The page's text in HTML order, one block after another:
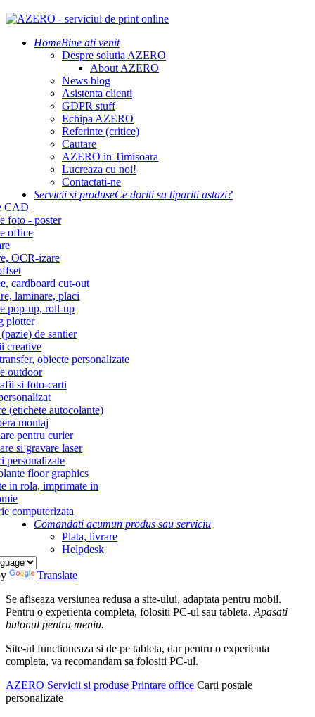
HomeBine ati venit
Despre solutia AZERO
About AZERO
News blog
Asistenta clienti
GDPR stuff
Echipa AZERO
Referinte (critice)
Cautare
AZERO in Timisoara
Lucreaza cu noi!
Contactati-ne
Servicii si produseCe doriti sa tipariti astazi?
CAD
foto - poster
office
OCR-izare
cardboard cut-out
laminare, placi
pop-up, roll-up
plotter
de santier
creative
obiecte personalizate
outdoor
si foto-carti
(etichete autocolante)
montaj
pentru curier
si gravare laser
personalizate
floor graphics
in rola, imprimate in
computerizata
Comandati acumun produs sau serviciu
Plata, livrare
Helpdesk
Translate
Se afiseaza versiunea redusa a site-ului, adaptata pentru mobil.
Pentru o experienta completa, folositi PC-ul sau tableta. Apasati
butonul pentru meniu.
Site-ul functioneaza si de pe tableta, dar pentru o experienta
completa, va recomandam sa folositi PC-ul.
AZERO Servicii si produse Printare office Carti postale
personalizate